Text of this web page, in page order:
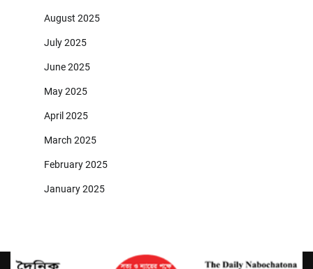
August 2025
July 2025
June 2025
May 2025
April 2025
March 2025
February 2025
January 2025